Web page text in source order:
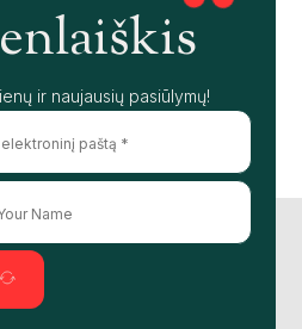
ir naujausių pasiūlymų!